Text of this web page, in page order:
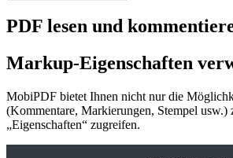
PDF lesen und
Markup-Eigenschaften
MobiPDF bietet Ihnen nicht nur die
(Kommentare, Markierungen, Stempel usw.)
„Eigenschaften“ zugreifen.